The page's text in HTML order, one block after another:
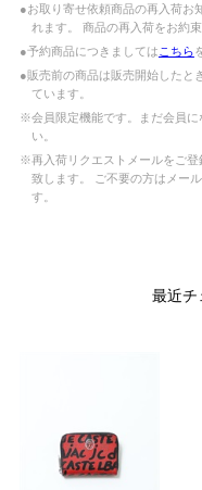
●お取り寄せ依頼商品の再入荷お
れます。 商品の再入荷をお約
●予約商品につきましては こちら
●販売前の商品は販売開始したと
ています。
※会員限定機能です。まだ会員に
い。
※再入荷リクエストメールをご登
致します。 ご不要の方はメー
す。
最近チ